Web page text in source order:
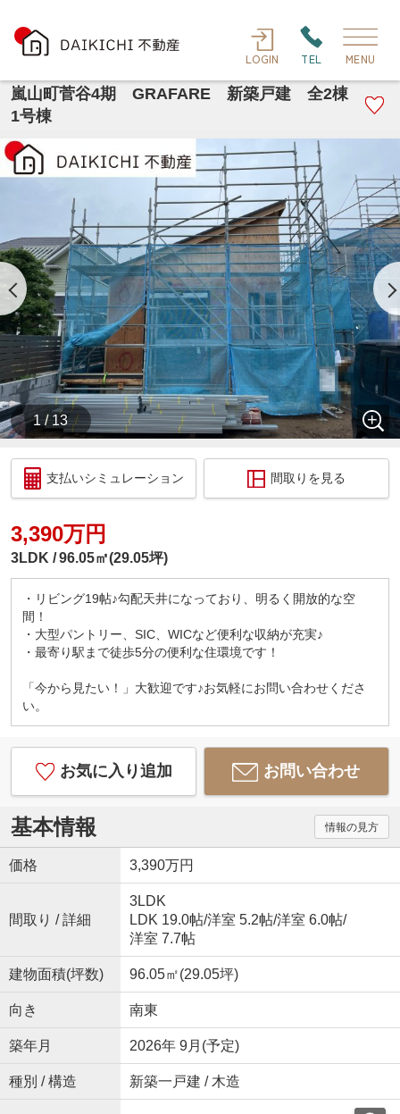
LOGIN TEL MENU
嵐山町菅谷4期 GRAFARE 新築戸建 全2棟
1号棟
1 / 13
支払いシミュレーション 間取りを見る
3,390万円
3LDK 96.05㎡(29.05坪)
・リビング19帖♪勾配天井になっており、明るく開放的な空
間！
・大型パントリー、SIC、WICなど便利な収納が充実♪
・最寄り駅まで徒歩5分の便利な住環境です！
「今から見たい！」大歓迎です♪お気軽にお問い合わせくださ
い。
お気に入り追加 お問い合わせ
基本情報 情報の見方
価格 3,390万円
間取り / 詳細
3LDK
LDK 19.0帖/洋室 5.2帖/洋室 6.0帖/
洋室 7.7帖
建物面積(坪数) 96.05㎡(29.05坪)
向き 南東
築年月 2026年 9月(予定)
種別 / 構造 新築一戸建 / 木造